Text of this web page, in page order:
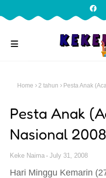
Home 2 tahun Pesta Anak
Pesta Anak
Nasional
Keke Naima July 31, 2008
Hari Minggu Kemarin